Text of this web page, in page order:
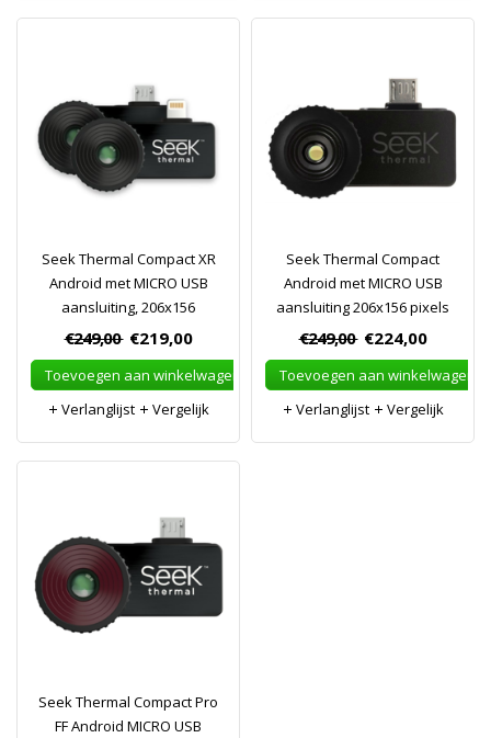
Seek Thermal Compact XR
Android met MICRO USB
aansluiting, 206x156
€249,00 €219,00
Toevoegen aan winkelwagen
Verlanglijst
Vergelijk
Seek Thermal Compact
Android met MICRO USB
aansluiting 206x156 pixels
€249,00 €224,00
Toevoegen aan winkelwagen
Verlanglijst
Vergelijk
Seek Thermal Compact Pro
FF Android MICRO USB